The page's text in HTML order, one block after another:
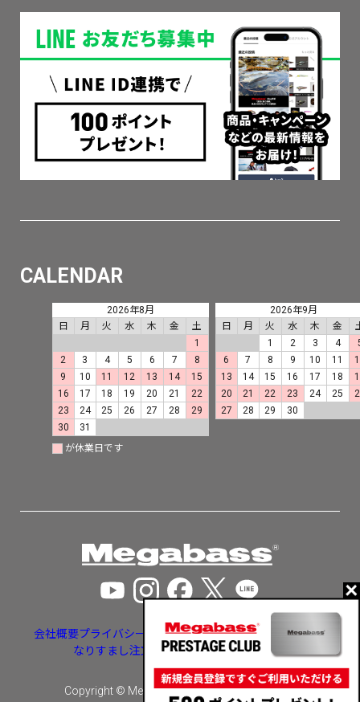
CALENDAR
2026年8月
日
月 火 水 木 金
土
1
2
3 4 5 6 7
8
9
10 11 12 13 14
15
16
17 18 19 20 21
22
23
24 25 26 27 28
29
30
31
2026年9月
日
月 火 水 木 金
1
2 3 4
6
7 8 9 10 11
13
14 15 16 17 18
20
21 22 23 24 25
27
28 29 30
が休業日です
会社概要プライバシーポリシー特定商取引法に基づく表示
なりすまし注文・いたずら注文等への対応
Copyright © Megabass inc. All rights reserved.